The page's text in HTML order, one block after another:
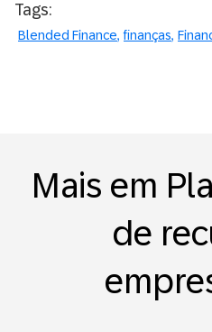
Tags:
Blended Finance finanças
Mais em
de